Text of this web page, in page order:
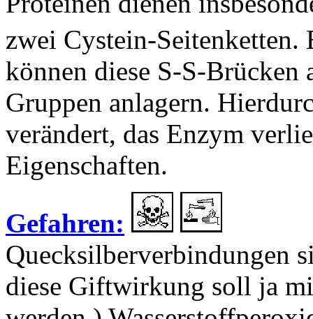
zwei Cystein-Seitenketten.
können diese S-S-Brücken
Gruppen anlagern.
verändert, das Enzym
Eigenschaften.
Gefahren:
Quecksilberverbindungen
diese Giftwirkung soll ja